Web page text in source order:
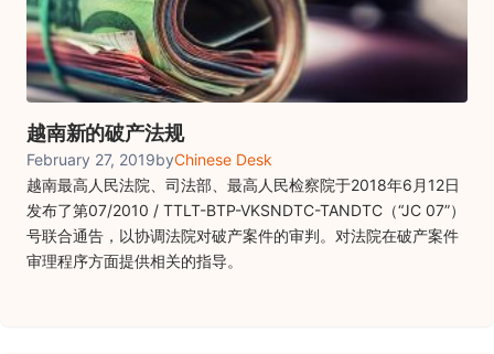
越南新的破产法规
February 27, 2019byChinese Desk
越南最高人民法院、司法部、最高人民检察院于2018年6月12日
发布了第07/2010 / TTLT-BTP-VKSNDTC-TANDTC（“JC 07”）
号联合通告，以协调法院对破产案件的审判。对法院在破产案件
审理程序方面提供相关的指导。